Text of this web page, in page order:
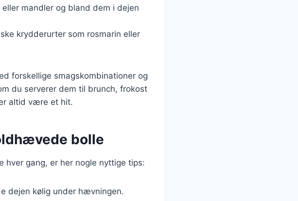
mandler og bland dem i dejen
krydderurter som rosmarin eller
forskellige smagskombinationer og
du serverer dem til brunch, frokost
altid være et hit.
bolle
gang, er her nogle nyttige tips:
dejen kølig under hævningen.